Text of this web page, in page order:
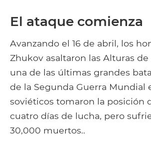
El ataque comienza
Avanzando el 16 de abril, los
Zhukov asaltaron las Alturas de
una de las últimas grandes
de la Segunda Guerra Mundial
soviéticos tomaron la posición
cuatro días de lucha, pero
30,000 muertos..